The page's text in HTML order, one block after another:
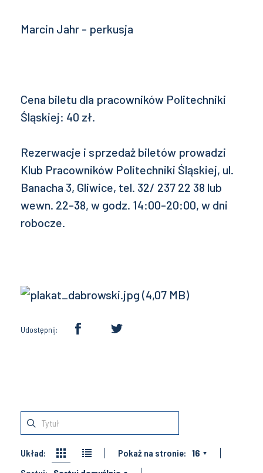
Marcin Jahr - perkusja
Cena biletu dla pracowników Politechniki
Śląskiej: 40 zł.
Rezerwacje i sprzedaż biletów prowadzi
Klub Pracowników Politechniki Śląskiej, ul.
Banacha 3, Gliwice, tel. 32/ 237 22 38 lub
wewn. 22-38, w godz. 14:00-20:00, w dni
robocze.
Udostępnij:
Układ: Pokaż na stronie: 16